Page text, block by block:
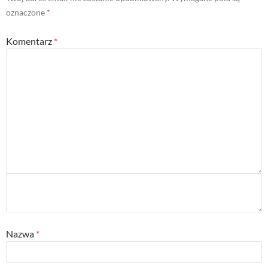
oznaczone *
Komentarz *
Nazwa *